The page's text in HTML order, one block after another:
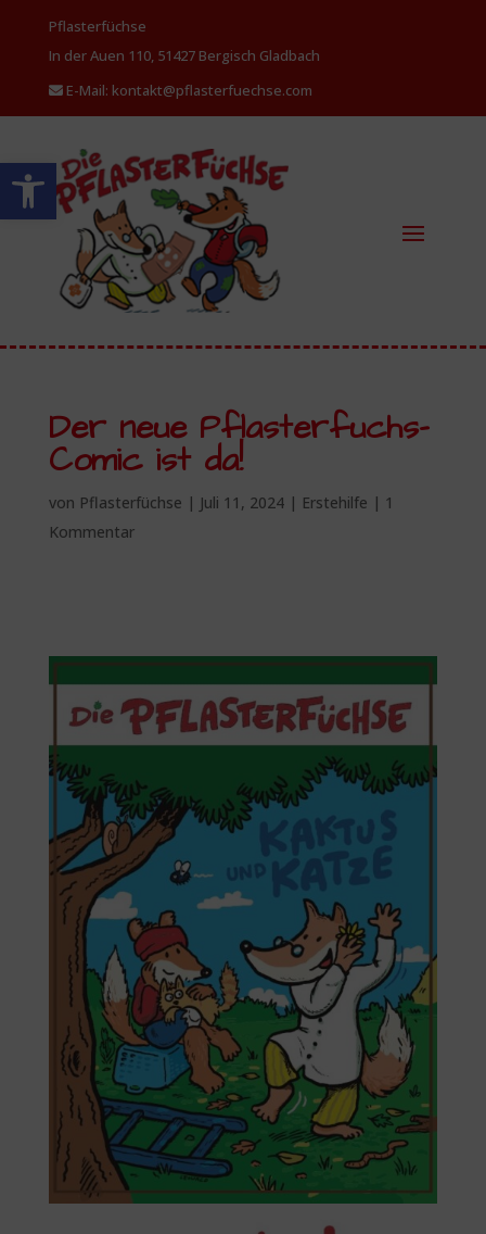
Werkzeugleiste öffnen
Pflasterfüchse
In der Auen 110, 51427 Bergisch Gladbach
E-Mail: kontakt@pflasterfuechse.com
Der neue Pflasterfuchs-
Comic ist da!
von Pflasterfüchse | Juli 11, 2024| Erstehilfe | 1
Kommentar